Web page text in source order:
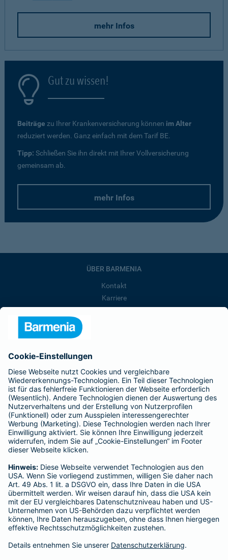
mehr Infos
Gut zu wissen!
Beiträge zu Ihrer Krankenversicherung können im Alter
reduziert werden. Ganz einfach mit dem Tarif BE.
Tipp: Schließen Sie ihn direkt mit Ihrer Vollversicherung
gemeinsam ab.
mehr Infos
ÜBER BARMENIA
Kontakt
Karriere
Barmenia ist Teil der BarmeniaGothaer
BELIEBTE SEITEN
Kranken-Zusatzversicherung
Tierversicherungen
Haftpflichtversicherung
Hausratversicherung
Adresse ändern
Schaden melden
Kilometerstandsmeldung
Serviceübersicht